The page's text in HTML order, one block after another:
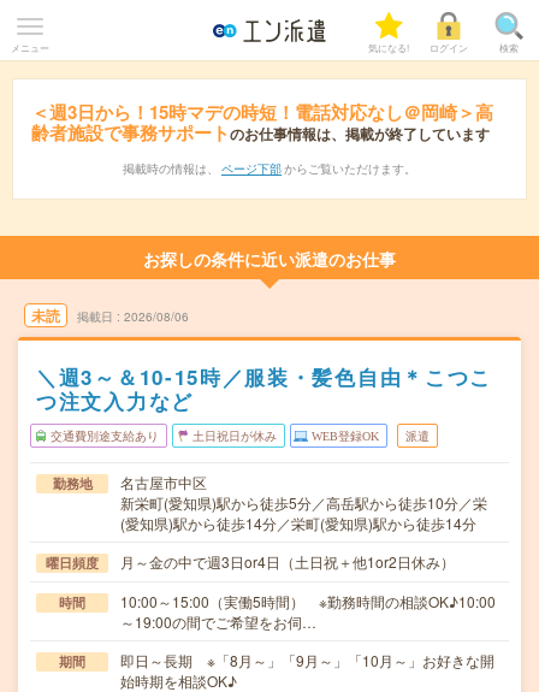
メニュー 気になる! ログイン 検索
＜週3日から！15時マデの時短！電話対応なし＠岡崎＞高
齢者施設で事務サポートのお仕事情報は、掲載が終了しています
掲載時の情報は、 ページ下部 からご覧いただけます。
お探しの条件に近い派遣のお仕事
未読 掲載日 2026/08/06
＼週3～＆10-15時／服装・髪色自由＊こつこ
つ注文入力など
交通費別途支給あり 土日祝日が休み WEB登録OK 派遣
勤務地
名古屋市中区
新栄町(愛知県)駅から徒歩5分／高岳駅から徒歩10分／栄
(愛知県)駅から徒歩14分／栄町(愛知県)駅から徒歩14分
曜日頻度 月～金の中で週3日or4日（土日祝＋他1or2日休み）
時間
10:00～15:00（実働5時間） ※勤務時間の相談OK♪10:00
～19:00の間でご希望をお伺…
期間
即日～長期 ※「8月～」「9月～」「10月～」お好きな開
始時期を相談OK♪